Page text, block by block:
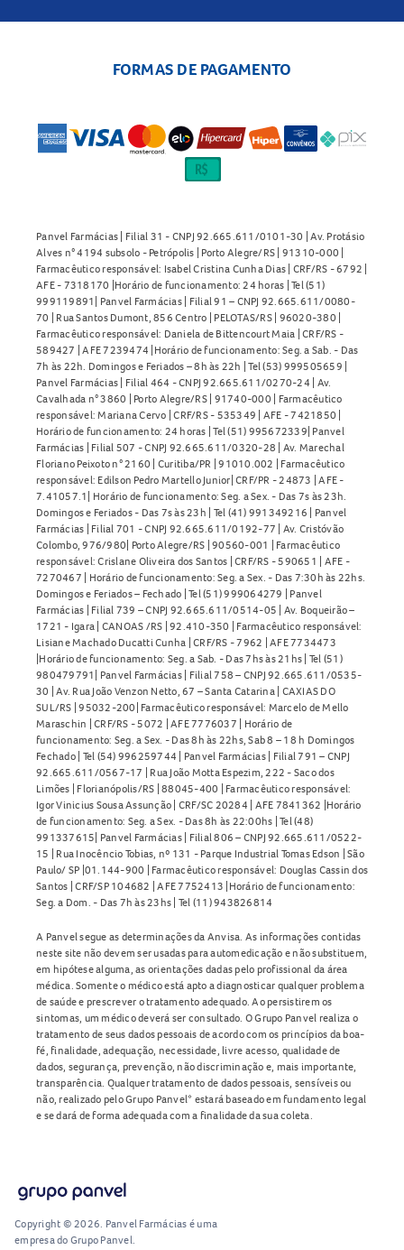
FORMAS DE PAGAMENTO
Panvel Farmácias | Filial 31 - CNPJ 92.665.611/0101-30 | Av. Protásio
Alves n° 4194 subsolo - Petrópolis | Porto Alegre/RS | 91310-000 |
Farmacêutico responsável: Isabel Cristina Cunha Dias | CRF/RS - 6792 |
AFE - 7318170 |Horário de funcionamento: 24 horas | Tel (51)
999119891| Panvel Farmácias | Filial 91 – CNPJ 92.665.611/0080-
70 | Rua Santos Dumont, 856 Centro | PELOTAS/RS | 96020-380 |
Farmacêutico responsável: Daniela de Bittencourt Maia | CRF/RS -
589427 | AFE 7239474 |Horário de funcionamento: Seg. a Sab. - Das
7h às 22h. Domingos e Feriados – 8h às 22h | Tel (53) 999505659 |
Panvel Farmácias | Filial 464 - CNPJ 92.665.611/0270-24 | Av.
Cavalhada n° 3860 | Porto Alegre/RS | 91740-000 | Farmacêutico
responsável: Mariana Cervo | CRF/RS - 535349 | AFE - 7421850 |
Horário de funcionamento: 24 horas | Tel (51) 995672339| Panvel
Farmácias | Filial 507 - CNPJ 92.665.611/0320-28 | Av. Marechal
Floriano Peixoto n° 2160 | Curitiba/PR | 91010.002 | Farmacêutico
responsável: Edilson Pedro Martello Junior| CRF/PR - 24873 | AFE -
7.41057.1| Horário de funcionamento: Seg. a Sex. - Das 7s às 23h.
Domingos e Feriados - Das 7s às 23h | Tel (41) 991349216 | Panvel
Farmácias | Filial 701 - CNPJ 92.665.611/0192-77 | Av. Cristóvão
Colombo, 976/980| Porto Alegre/RS | 90560-001 | Farmacêutico
responsável: Crislane Oliveira dos Santos | CRF/RS - 590651 | AFE -
7270467 | Horário de funcionamento: Seg. a Sex. - Das 7:30h às 22hs.
Domingos e Feriados – Fechado | Tel (51) 999064279 | Panvel
Farmácias | Filial 739 – CNPJ 92.665.611/0514-05 | Av. Boqueirão –
1721 - Igara | CANOAS /RS | 92.410-350 | Farmacêutico responsável:
Lisiane Machado Ducatti Cunha | CRF/RS - 7962 | AFE 7734473
|Horário de funcionamento: Seg. a Sab. - Das 7hs às 21hs | Tel (51)
980479791| Panvel Farmácias | Filial 758 – CNPJ 92.665.611/0535-
30 | Av. Rua João Venzon Netto, 67 – Santa Catarina | CAXIAS DO
SUL/RS | 95032-200| Farmacêutico responsável: Marcelo de Mello
Maraschin | CRF/RS - 5072 | AFE 7776037 | Horário de
funcionamento: Seg. a Sex. - Das 8h às 22hs, Sab 8 – 18 h Domingos
Fechado | Tel (54) 996259744 | Panvel Farmácias | Filial 791 – CNPJ
92.665.611/0567-17 | Rua João Motta Espezim, 222 - Saco dos
Limões | Florianópolis/RS | 88045-400 | Farmacêutico responsável:
Igor Vinicius Sousa Assunção | CRF/SC 20284 | AFE 7841362 |Horário
de funcionamento: Seg. a Sex. - Das 8h às 22:00hs | Tel (48)
991337615| Panvel Farmácias | Filial 806 – CNPJ 92.665.611/0522-
15 | Rua Inocêncio Tobias, nº 131 - Parque Industrial Tomas Edson | São
Paulo/ SP |01.144-900 | Farmacêutico responsável: Douglas Cassin dos
Santos | CRF/SP 104682 | AFE 7752413 |Horário de funcionamento:
Seg. a Dom. - Das 7h às 23hs | Tel (11) 943826814
A Panvel segue as determinações da Anvisa. As informações contidas
neste site não devem ser usadas para automedicação e não substituem,
em hipótese alguma, as orientações dadas pelo profissional da área
médica. Somente o médico está apto a diagnosticar qualquer problema
de saúde e prescrever o tratamento adequado. Ao persistirem os
sintomas, um médico deverá ser consultado. O Grupo Panvel realiza o
tratamento de seus dados pessoais de acordo com os princípios da boa-
fé, finalidade, adequação, necessidade, livre acesso, qualidade de
dados, segurança, prevenção, não discriminação e, mais importante,
transparência. Qualquer tratamento de dados pessoais, sensíveis ou
não, realizado pelo Grupo Panvel* estará baseado em fundamento legal
e se dará de forma adequada com a finalidade da sua coleta.
Copyright © 2026. Panvel Farmácias é uma
empresa do Grupo Panvel.